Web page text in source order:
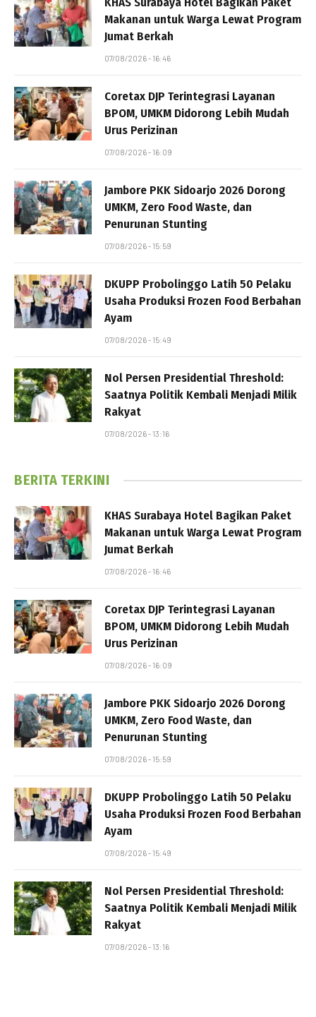
Makanan untuk Warga Lewat Program
Jumat Berkah
07/08/2026 - 16:46
Coretax DJP Terintegrasi Layanan
BPOM, UMKM Didorong Lebih Mudah
Urus Perizinan
07/08/2026 - 16:09
Jambore PKK Sidoarjo 2026 Dorong
UMKM, Zero Food Waste, dan
Penurunan Stunting
07/08/2026 - 15:59
DKUPP Probolinggo Latih 50 Pelaku
Usaha Produksi Frozen Food Berbahan
Ayam
07/08/2026 - 15:49
Nol Persen Presidential Threshold:
Saatnya Politik Kembali Menjadi Milik
Rakyat
07/08/2026 - 13:16
BERITA TERKINI
KHAS Surabaya Hotel Bagikan Paket
Makanan untuk Warga Lewat Program
Jumat Berkah
07/08/2026 - 16:46
Coretax DJP Terintegrasi Layanan
BPOM, UMKM Didorong Lebih Mudah
Urus Perizinan
07/08/2026 - 16:09
Jambore PKK Sidoarjo 2026 Dorong
UMKM, Zero Food Waste, dan
Penurunan Stunting
07/08/2026 - 15:59
DKUPP Probolinggo Latih 50 Pelaku
Usaha Produksi Frozen Food Berbahan
Ayam
07/08/2026 - 15:49
Nol Persen Presidential Threshold:
Saatnya Politik Kembali Menjadi Milik
Rakyat
07/08/2026 - 13:16